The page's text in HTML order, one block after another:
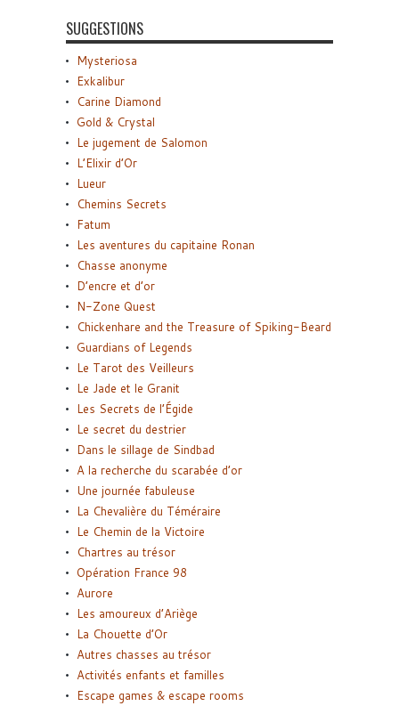
SUGGESTIONS
Mysteriosa
Exkalibur
Carine Diamond
Gold & Crystal
Le jugement de Salomon
L’Elixir d’Or
Lueur
Chemins Secrets
Fatum
Les aventures du capitaine Ronan
Chasse anonyme
D’encre et d’or
N-Zone Quest
Chickenhare and the Treasure of Spiking-Beard
Guardians of Legends
Le Tarot des Veilleurs
Le Jade et le Granit
Les Secrets de l’Égide
Le secret du destrier
Dans le sillage de Sindbad
A la recherche du scarabée d’or
Une journée fabuleuse
La Chevalière du Téméraire
Le Chemin de la Victoire
Chartres au trésor
Opération France 98
Aurore
Les amoureux d’Ariège
La Chouette d’Or
Autres chasses au trésor
Activités enfants et familles
Escape games & escape rooms